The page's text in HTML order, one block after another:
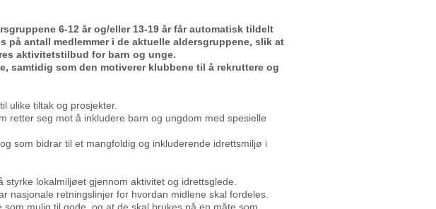
6-12 år og/eller 13-19 år får automatisk tildelt
antall medlemmer i de aktuelle aldersgruppene, slik at
aktivitetstilbud for barn og unge.
samtidig som den motiverer klubbene til å rekruttere og
ulike tiltak og prosjekter.
retter seg mot å inkludere barn og ungdom med spesielle
som bidrar til et mangfoldig og inkluderende idrettsmiljø i
lokalmiljøet gjennom aktivitet og idrettsglede.
nasjonale retningslinjer for hvordan midlene skal fordeles.